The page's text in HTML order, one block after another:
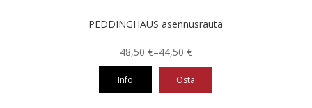
PEDDINGHAUS asennusrauta
44,50 €
–
48,50 €Hintaluokka:
44,50 €
Info Osta